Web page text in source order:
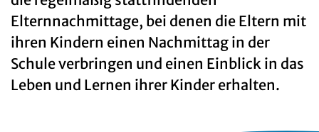
Elternnachmittage, bei denen die Eltern mit
ihren Kindern einen Nachmittag in der
Schule verbringen und einen Einblick in das
Leben und Lernen ihrer Kinder erhalten.